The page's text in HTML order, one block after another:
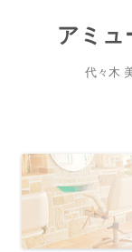
アミ
代々木